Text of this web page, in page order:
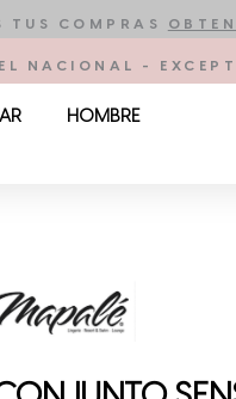
TUS COMPRAS
NACIONAL -
HOMBRE